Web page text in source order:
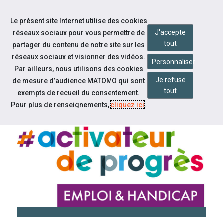
Aller au contenu
CAP EMPLOI 65
Le présent site Internet utilise des cookies
réseaux sociaux pour vous permettre de
partager du contenu de notre site sur les
réseaux sociaux et visionner des vidéos.
Par ailleurs, nous utilisons des cookies
de mesure d’audience MATOMO qui sont
exempts de recueil du consentement.
Pour plus de renseignements,cliquez ici.
J'accepte
tout
Personnaliser
Je refuse
tout